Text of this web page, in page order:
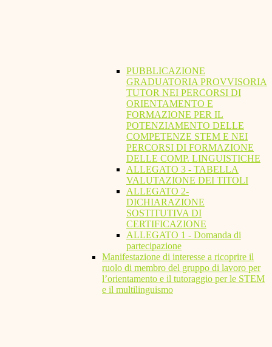
PUBBLICAZIONE
GRADUATORIA PROVVISORIA
TUTOR NEI PERCORSI DI
ORIENTAMENTO E
FORMAZIONE PER IL
POTENZIAMENTO DELLE
COMPETENZE STEM E NEI
PERCORSI DI FORMAZIONE
DELLE COMP. LINGUISTICHE
ALLEGATO 3 - TABELLA
VALUTAZIONE DEI TITOLI
ALLEGATO 2-
DICHIARAZIONE
SOSTITUTIVA DI
CERTIFICAZIONE
ALLEGATO 1 - Domanda di
partecipazione
Manifestazione di interesse a ricoprire il
ruolo di membro del gruppo di lavoro per
l’orientamento e il tutoraggio per le STEM
e il multilinguismo